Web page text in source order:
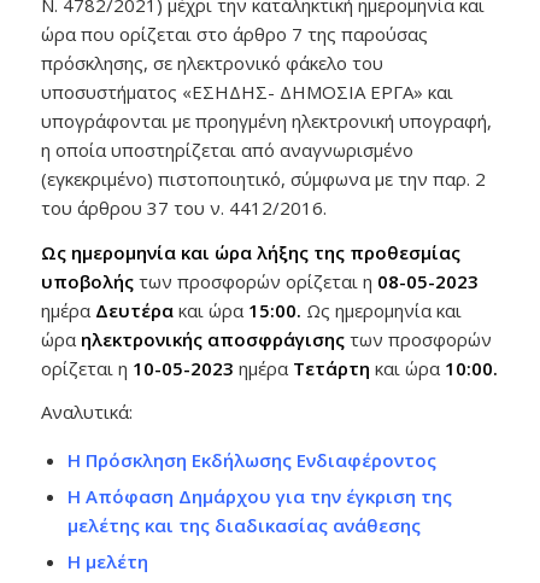
ώρα που ορίζεται στο άρθρο 7 της παρούσας
πρόσκλησης, σε ηλεκτρονικό φάκελο του
υποσυστήματος «ΕΣΗΔΗΣ- ΔΗΜΟΣΙΑ ΕΡΓΑ» και
υπογράφονται με προηγμένη ηλεκτρονική υπογραφή,
η οποία υποστηρίζεται από αναγνωρισμένο
(εγκεκριμένο) πιστοποιητικό, σύμφωνα με την παρ. 2
του άρθρου 37 του ν. 4412/2016.
Ως ημερομηνία και ώρα λήξης της προθεσμίας
υποβολής των προσφορών ορίζεται η 08-05-2023
ημέρα Δευτέρα και ώρα 15:00. Ως ημερομηνία και
ώραηλεκτρονικής αποσφράγισης των προσφορών
ορίζεται η 10-05-2023 ημέρα Τετάρτη και ώρα 10:00.
Αναλυτικά:
Η Πρόσκληση Εκδήλωσης Ενδιαφέροντος
Η Απόφαση Δημάρχου για την έγκριση της
μελέτης και της διαδικασίας ανάθεσης
Η μελέτη